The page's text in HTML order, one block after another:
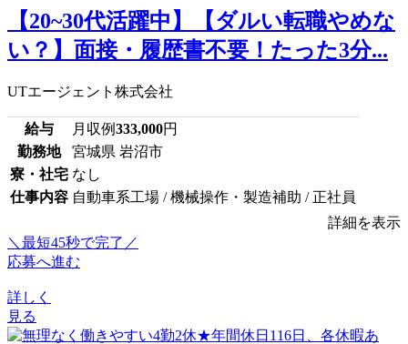
【20~30代活躍中】【ダルい転職やめな
い？】面接・履歴書不要！たった3分...
UTエージェント株式会社
給与 月収例333,000円
勤務地
宮城県 岩沼市
寮・社宅 なし
仕事内容 自動車系工場 / 機械操作・製造補助 / 正社員
詳細を表示
＼最短45秒で完了／
応募へ進む
詳しく
見る